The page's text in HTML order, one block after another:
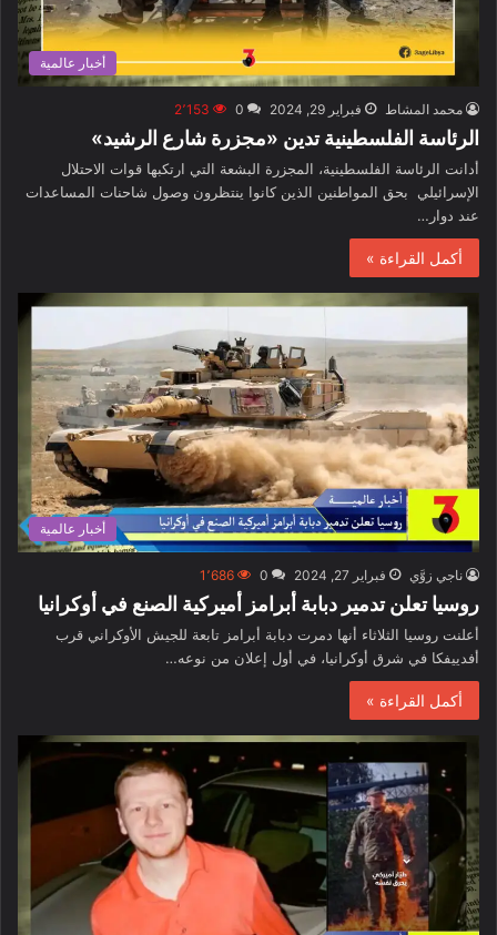
أخبار عالمية
محمد المشاط فبراير 29, 2024 0 2٬153
الرئاسة الفلسطينية تدين «مجزرة شارع الرشيد»
أدانت الرئاسة الفلسطينية، المجزرة البشعة التي ارتكبها قوات الاحتلال
الإسرائيلي بحق المواطنين الذين كانوا ينتظرون وصول شاحنات المساعدات
عند دوار…
أكمل القراءة »
أخبار عالمية
ناجي زوَّي فبراير 27, 2024 0 1٬686
روسيا تعلن تدمير دبابة أبرامز أميركية الصنع في أوكرانيا
أعلنت روسيا الثلاثاء أنها دمرت دبابة أبرامز تابعة للجيش الأوكراني قرب
أفدييفكا في شرق أوكرانيا، في أول إعلان من نوعه…
أكمل القراءة »